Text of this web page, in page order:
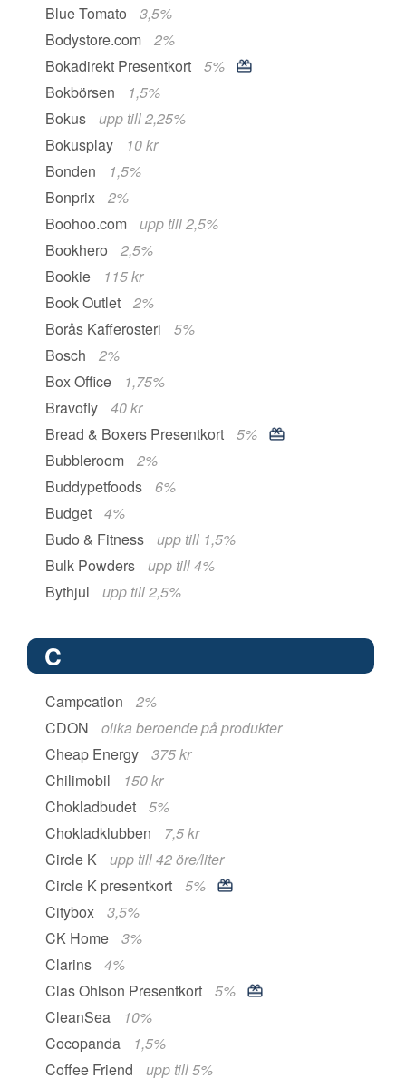
Blue Tomato
3,5%
Bodystore.com
2%
Bokadirekt Presentkort
5%
Bokbörsen
1,5%
Bokus
upp till 2,25%
Bokusplay
10 kr
Bonden
1,5%
Bonprix
2%
Boohoo.com
upp till 2,5%
Bookhero
2,5%
Bookie
115 kr
Book Outlet
2%
Borås Kafferosteri
5%
Bosch
2%
Box Office
1,75%
Bravofly
40 kr
Bread & Boxers Presentkort
5%
Bubbleroom
2%
Buddypetfoods
6%
Budget
4%
Budo & Fitness
upp till 1,5%
Bulk Powders
upp till 4%
Bythjul
upp till 2,5%
C
Campcation
2%
CDON
olika beroende på produkter
Cheap Energy
375 kr
Chilimobil
150 kr
Chokladbudet
5%
Chokladklubben
7,5 kr
Circle K
upp till 42 öre/liter
Circle K presentkort
5%
Citybox
3,5%
CK Home
3%
Clarins
4%
Clas Ohlson Presentkort
5%
CleanSea
10%
Cocopanda
1,5%
Coffee Friend
upp till 5%